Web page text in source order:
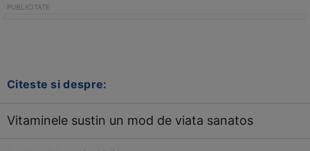
Citeste si despre:
Vitaminele sustin un mod de viata sanatos